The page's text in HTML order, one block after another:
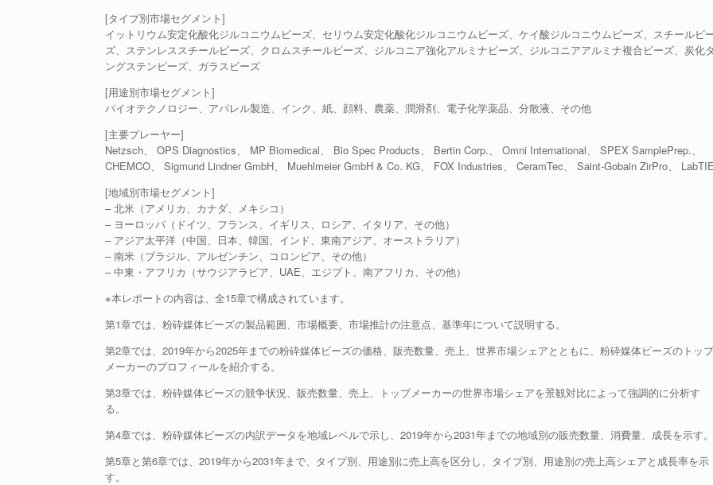
[タイプ別市場セグメント]
イットリウム安定化酸化ジルコニウムビーズ、セリウム安定化酸化ジルコニウムビーズ、ケイ酸ジルコニウムビーズ、スチールビ
ズ、ステンレススチールビーズ、クロムスチールビーズ、ジルコニア強化アルミナビーズ、ジルコニアアルミナ複合ビーズ、炭化タ
ングステンビーズ、ガラスビーズ
[用途別市場セグメント]
バイオテクノロジー、アパレル製造、インク、紙、顔料、農薬、潤滑剤、電子化学薬品、分散液、その他
[主要プレーヤー]
Netzsch、 OPS Diagnostics、 MP Biomedical、 Bio Spec Products、 Bertin Corp.、 Omni International、 SPEX SamplePrep.、
CHEMCO、 Sigmund Lindner GmbH、 Muehlmeier GmbH & Co. KG、 FOX Industries、 CeramTec、 Saint-Gobain ZirPro、 LabTIE
[地域別市場セグメント]
– 北米（アメリカ、カナダ、メキシコ）
– ヨーロッパ（ドイツ、フランス、イギリス、ロシア、イタリア、その他）
– アジア太平洋（中国、日本、韓国、インド、東南アジア、オーストラリア）
– 南米（ブラジル、アルゼンチン、コロンビア、その他）
– 中東・アフリカ（サウジアラビア、UAE、エジプト、南アフリカ、その他）
※本レポートの内容は、全15章で構成されています。
第1章では、粉砕媒体ビーズの製品範囲、市場概要、市場推計の注意点、基準年について説明する。
第2章では、2019年から2025年までの粉砕媒体ビーズの価格、販売数量、売上、世界市場シェアとともに、粉砕媒体ビーズのトップ
メーカーのプロフィールを紹介する。
第3章では、粉砕媒体ビーズの競争状況、販売数量、売上、トップメーカーの世界市場シェアを景観対比によって強調的に分析す
る。
第4章では、粉砕媒体ビーズの内訳データを地域レベルで示し、2019年から2031年までの地域別の販売数量、消費量、成長を示す。
第5章と第6章では、2019年から2031年まで、タイプ別、用途別に売上高を区分し、タイプ別、用途別の売上高シェアと成長率を示
す。